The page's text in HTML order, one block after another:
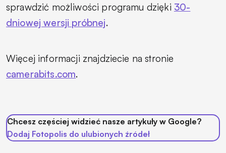
sprawdzić możliwości programu dzięki 30-
dniowej wersji próbnej.
Więcej informacji znajdziecie na stronie
camerabits.com.
Chcesz częściej widzieć nasze artykuły w Google?
Dodaj Fotopolis do ulubionych źródeł